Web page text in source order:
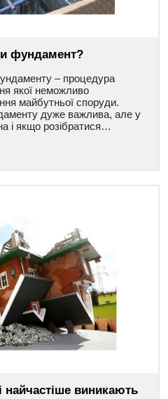
фундамент?
– процедура
якої неможливо
майбутньої споруди.
дуже важлива, але у
і якщо розібратися…
найчастіше виникають